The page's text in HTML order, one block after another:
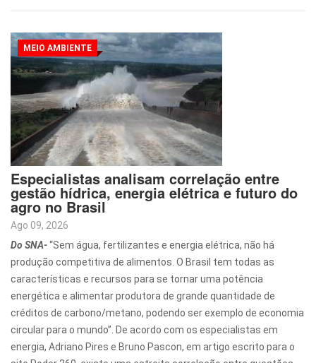
MEIO AMBIENTE
Especialistas analisam correlação entre
gestão hídrica, energia elétrica e futuro do
agro no Brasil
Ago 09, 2026
Do SNA-“Sem água, fertilizantes e energia elétrica, não há
produção competitiva de alimentos. O Brasil tem todas as
características e recursos para se tornar uma potência
energética e alimentar produtora de grande quantidade de
créditos de carbono/metano, podendo ser exemplo de economia
circular para o mundo”. De acordo com os especialistas em
energia, Adriano Pires e Bruno Pascon, em artigo escrito para o